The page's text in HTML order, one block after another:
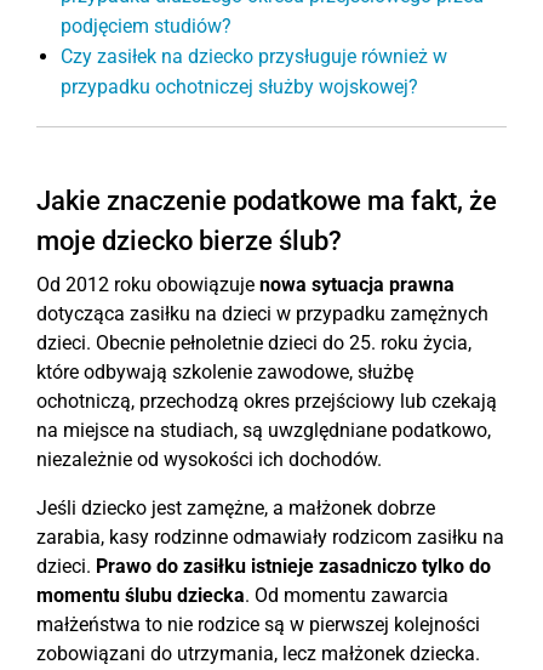
podjęciem studiów?
Czy zasiłek na dziecko przysługuje również w
przypadku ochotniczej służby wojskowej?
Jakie znaczenie podatkowe ma fakt, że
moje dziecko bierze ślub?
Od 2012 roku obowiązuje nowa sytuacja prawna
dotycząca zasiłku na dzieci w przypadku zamężnych
dzieci. Obecnie pełnoletnie dzieci do 25. roku życia,
które odbywają szkolenie zawodowe, służbę
ochotniczą, przechodzą okres przejściowy lub czekają
na miejsce na studiach, są uwzględniane podatkowo,
niezależnie od wysokości ich dochodów.
Jeśli dziecko jest zamężne, a małżonek dobrze
zarabia, kasy rodzinne odmawiały rodzicom zasiłku na
dzieci. Prawo do zasiłku istnieje zasadniczo tylko do
momentu ślubu dziecka. Od momentu zawarcia
małżeństwa to nie rodzice są w pierwszej kolejności
zobowiązani do utrzymania, lecz małżonek dziecka.